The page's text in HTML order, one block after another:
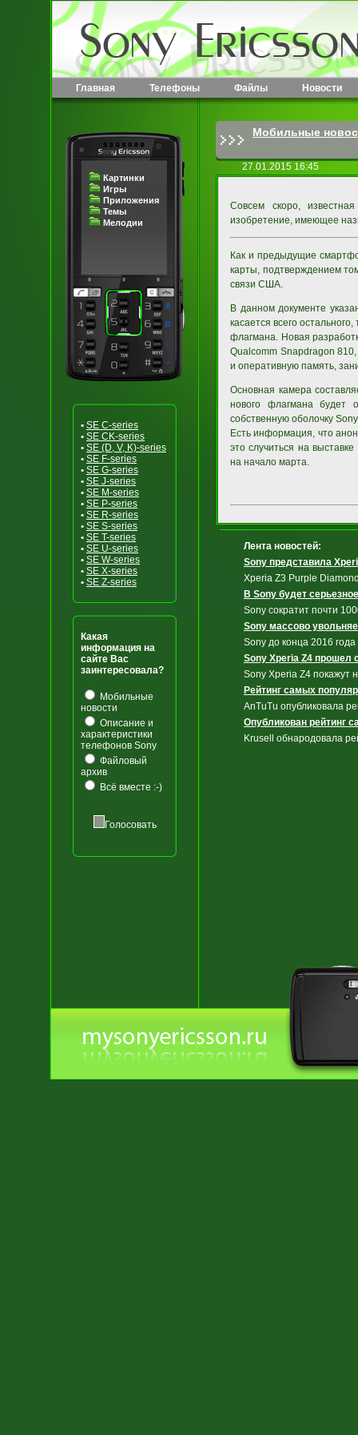
Главная Телефоны Файлы Новости
Картинки
Игры
Приложения
Темы
Мелодии
• SE C-series
• SE CK-series
• SE (D, V, K)-series
• SE F-series
• SE G-series
• SE J-series
• SE M-series
• SE P-series
• SE R-series
• SE S-series
• SE T-series
• SE U-series
• SE W-series
• SE X-series
• SE Z-series
Какая
информация на
сайте Вас
заинтересовала?
Мобильные
новости
Описание и
характеристики
телефонов Sony
Файловый
архив
Всё вместе :-)
Голосовать
Мобильные
27.01.2015 16:45
Совсем скоро,
изобретение, имеющее
Как и предыдущие
карты, подтверждением
связи США.
В данном документе
касается всего
флагмана. Новая
Qualcomm Snapdragon
и оперативную память,
Основная камера
нового флагмана будет
собственную оболочку
Есть информация, что
это случиться на
на начало марта.
Лента новостей:
Sony представила
Xperia Z3 Purple
В Sony будет
Sony сократит почти
Sony массово
Sony до конца 2016
Sony Xperia Z4 прошел
Sony Xperia Z4 покажут
Рейтинг самых
AnTuTu опубликовала
Опубликован рейтинг
Krusell обнародовала